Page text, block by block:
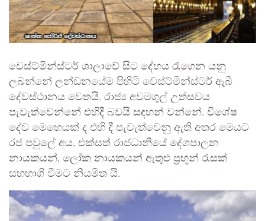
වෙස්ට්මින්ස්ටර් ශාලාවේ සිට දේහය රැගෙන යනු
ලබන්නේ ලන්ඩනයේම පිහිටි වෙස්ට්මින්ස්ටර් ඇබී
දේවස්ථානය වෙතයි. රාජ්‍ය අවමගුල් උත්සවය
පැවැත්වෙන්නේ එහිදී බවයි සඳහන් වන්නේ. විශේෂ
දේව මෙහෙයක් ද එහි දී පැවැත්වෙනු ඇති අතර මෙයට
රජ පවුලේ අය, එක්සත් රාජධානියේ දේශපාලන
නායකයන්, ලෝක නායකයන් ඇතුළු ප්‍රභූන් රැසක්
සහභාගි වීමට නියමිත යි.